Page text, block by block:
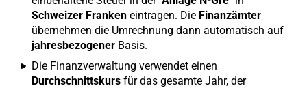
Schweizer Franken eintragen. Die Finanzämter
übernehmen die Umrechnung dann automatisch auf
jahresbezogener Basis.
Die Finanzverwaltung verwendet einen
Durchschnittskurs für das gesamte Jahr, der